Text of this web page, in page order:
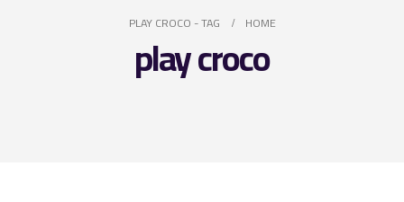
HOME
TAG -
PLAY CROCO
play croco